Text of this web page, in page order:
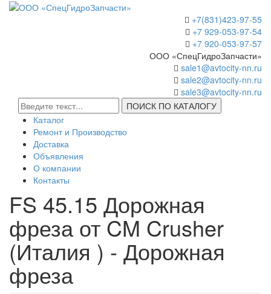
+7(831)423-97-55
+7 929-053-97-54
+7 920-053-97-57
ООО «СпецГидроЗапчасти»
sale1@avtocity-nn.ru
sale2@avtocity-nn.ru
sale3@avtocity-nn.ru
ПОИСК ПО КАТАЛОГУ
Каталог
Ремонт и Производство
Доставка
Объявления
О компании
Контакты
FS 45.15 Дорожная
фреза от CM Crusher
(Италия ) - Дорожная
фреза